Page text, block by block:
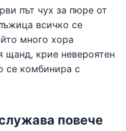
път чух за пюре от
всичко се
много хора
щанд, крие невероятен
се комбинира с
повече